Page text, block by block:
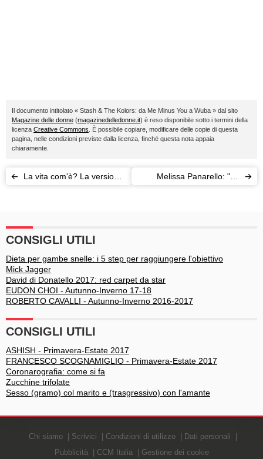
Il documento intitolato « Stash & The Kolors: da Me Minus You a Wuba » dal sito
Magazine delle donne (magazinedelledonne.it) è reso disponibile sotto i termini della
licenza Creative Commons . È possibile copiare, modificare delle copie di questa
pagina, nelle condizioni previste dalla licenza, finché questa nota appaia
chiaramente.
La vita com'è? La versione
Melissa Panarello: "ho
CONSIGLI UTILI
Dieta per gambe snelle: i 5 step per raggiungere l'obiettivo
Mick Jagger
David di Donatello 2017: red carpet da star
EUDON CHOI - Autunno-Inverno 17-18
ROBERTO CAVALLI - Autunno-Inverno 2016-2017
CONSIGLI UTILI
ASHISH - Primavera-Estate 2017
FRANCESCO SCOGNAMIGLIO - Primavera-Estate 2017
Coronarografia: come si fa
Zucchine trifolate
Sesso (gramo) col marito e (trasgressivo) con l'amante
Chi siamo Scrivici Condizioni di utilizzo
Dati personali
Pubblicità
CCM Italia Gestione dei cookie